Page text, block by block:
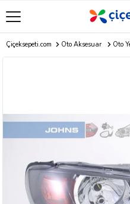
Çiçeksepeti.com Oto Aksesuar Oto